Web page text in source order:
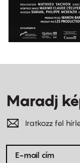
Maradj
Iratkozz fel